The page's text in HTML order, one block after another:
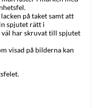
på taket samt att
spjutet rätt i
väl har skruvat till spjutet
visad på bilderna kan